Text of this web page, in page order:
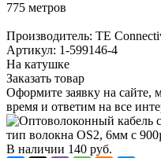
775 метров
Производитель: TE
Артикул: 1-599146-4
На катушке
Заказать товар
Оформите заявку на
время и ответим на все
В наличии 140 руб.